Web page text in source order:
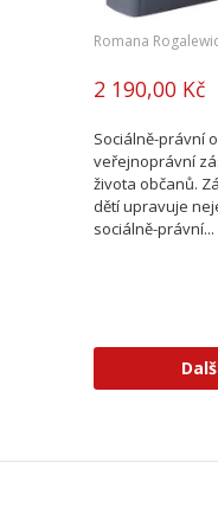
Romana
2 190,00 Kč
Sociálně-právní
veřejnoprávní
života občanů.
dětí upravuje
sociálně-právní...